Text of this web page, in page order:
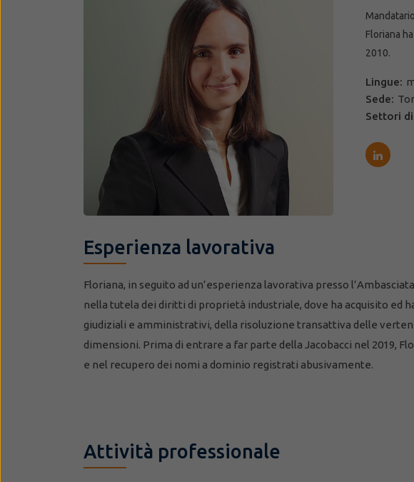
Floriana
2010.
Lingue:
Sede:
Settori
Esperienza lavorativa
Floriana, in seguito ad un’esperienza lavorativa presso
nella tutela dei diritti di proprietà industriale, dove ha acquisito ed
giudiziali e amministrativi, della risoluzione transattiva delle
dimensioni. Prima di entrare a far parte della Jacobacci nel 2019,
e nel recupero dei nomi a dominio registrati abusivamente.
Attività professionale